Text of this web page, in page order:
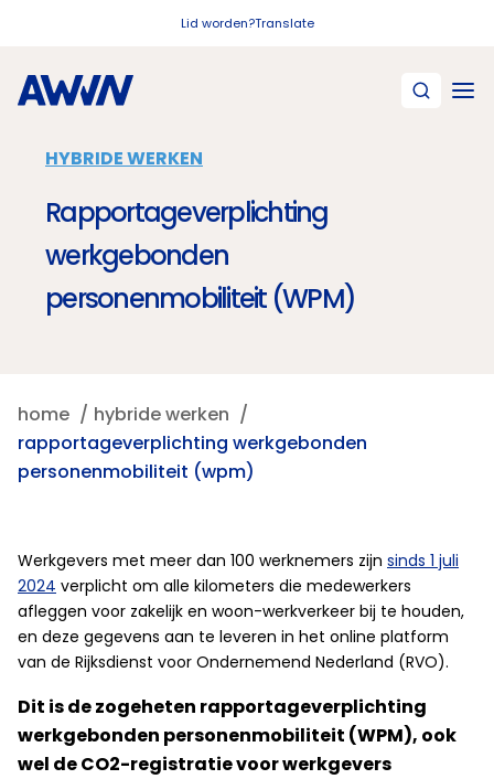
Lid worden?Translate
HYBRIDE WERKEN
Rapportageverplichting
werkgebonden
personenmobiliteit (WPM)
home
hybride werken
rapportageverplichting werkgebonden
personenmobiliteit (wpm)
Werkgevers met meer dan 100 werknemers zijn sinds 1 juli
2024 verplicht om alle kilometers die medewerkers
afleggen voor zakelijk en woon-werkverkeer bij te houden,
en deze gegevens aan te leveren in het online platform
van de Rijksdienst voor Ondernemend Nederland (RVO).
Dit is de zogeheten rapportageverplichting
werkgebonden personenmobiliteit (WPM), ook
wel de CO2-registratie voor werkgevers